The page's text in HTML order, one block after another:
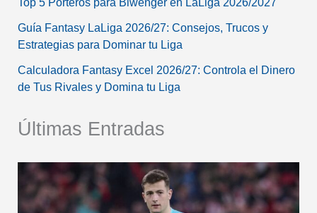
Guía Fantasy LaLiga 2026/27: Consejos, Trucos y
Estrategias para Dominar tu Liga
Calculadora Fantasy Excel 2026/27: Controla el Dinero
de Tus Rivales y Domina tu Liga
Últimas Entradas